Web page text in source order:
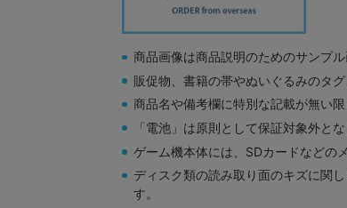
商品画像は商品説明のためのサンプル
販促物、書籍の帯やぬいぐるみのタ
商品名や備考欄に特別な記載が無い
「電池」は原則として保証対象外とな
ゲーム機本体には、SDカードなどの
ディスク類の読み取り面のキズに関
す。